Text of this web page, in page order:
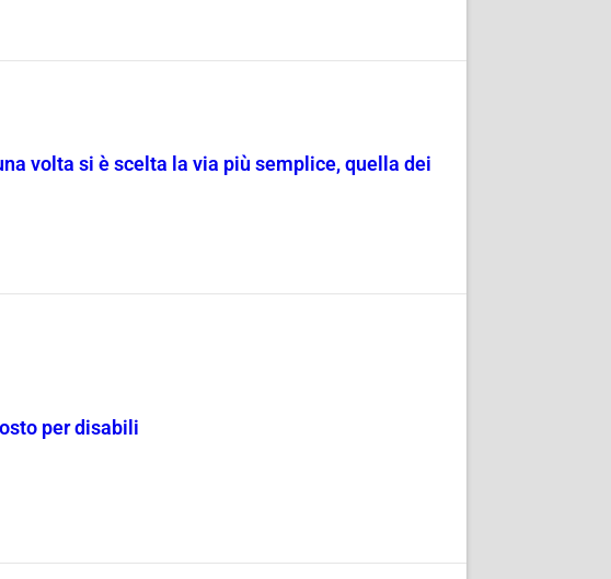
volta si è scelta la via più semplice, quella dei
per disabili